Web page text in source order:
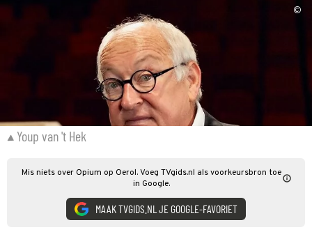
©
Youp van 't Hek
Mis niets over Opium op Oerol. Voeg TVgids.nl als voorkeursbron toe
in Google.
MAAK TVGIDS.NL JE GOOGLE-FAVORIET